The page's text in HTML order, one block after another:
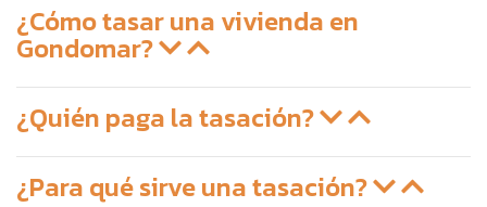
¿Cómo tasar una vivienda en
Gondomar?
¿Quién paga la tasación?
¿Para qué sirve una tasación?